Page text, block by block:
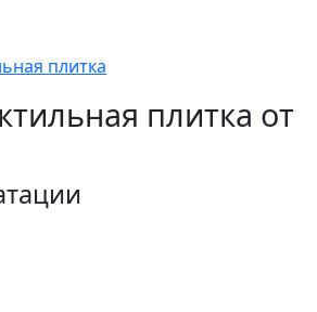
плитка
плитка от